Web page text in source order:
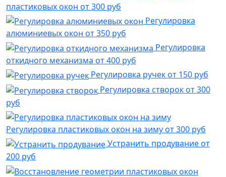
пластиковых окон от 300 руб
Регулировка
алюминиевых окон от 350 руб
Регулировка
откидного механизма от 400 руб
Регулировка ручекот 150 руб
Регулировка створокот 300
руб
Регулировка пластиковых окон на зимуот 300 руб
Устранить продуваниеот
200 руб